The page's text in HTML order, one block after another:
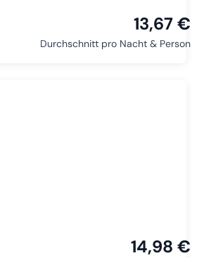
13,67 €
Durchschnitt pro Nacht & Person
14,98 €